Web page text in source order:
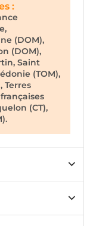
:
(DOM),
(DOM),
Saint
(TOM),
Terres
(CT),